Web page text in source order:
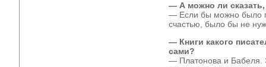
— А можно ли
— Если бы можно было
счастью, было бы не
— Книги какого
сами?
— Платонова и Бабеля.